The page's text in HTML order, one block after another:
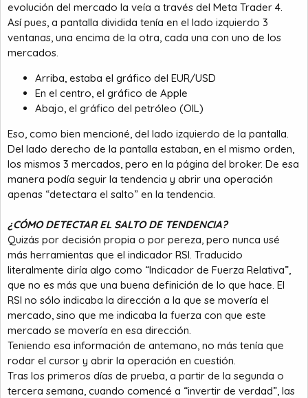
evolución del mercado la veía a través del Meta Trader 4.
Así pues, a pantalla dividida tenía en el lado izquierdo 3
ventanas, una encima de la otra, cada una con uno de los
mercados.
Arriba, estaba el gráfico del EUR/USD
En el centro, el gráfico de Apple
Abajo, el gráfico del petróleo (OIL)
Eso, como bien mencioné, del lado izquierdo de la pantalla.
Del lado derecho de la pantalla estaban, en el mismo orden,
los mismos 3 mercados, pero en la página del broker. De esa
manera podía seguir la tendencia y abrir una operación
apenas “detectara el salto” en la tendencia.
¿CÓMO DETECTAR EL SALTO DE TENDENCIA?
Quizás por decisión propia o por pereza, pero nunca usé
más herramientas que el indicador RSI. Traducido
literalmente diría algo como “Indicador de Fuerza Relativa”,
que no es más que una buena definición de lo que hace. El
RSI no sólo indicaba la dirección a la que se movería el
mercado, sino que me indicaba la fuerza con que este
mercado se movería en esa dirección.
Teniendo esa información de antemano, no más tenía que
rodar el cursor y abrir la operación en cuestión.
Tras los primeros días de prueba, a partir de la segunda o
tercera semana, cuando comencé a “invertir de verdad”, las